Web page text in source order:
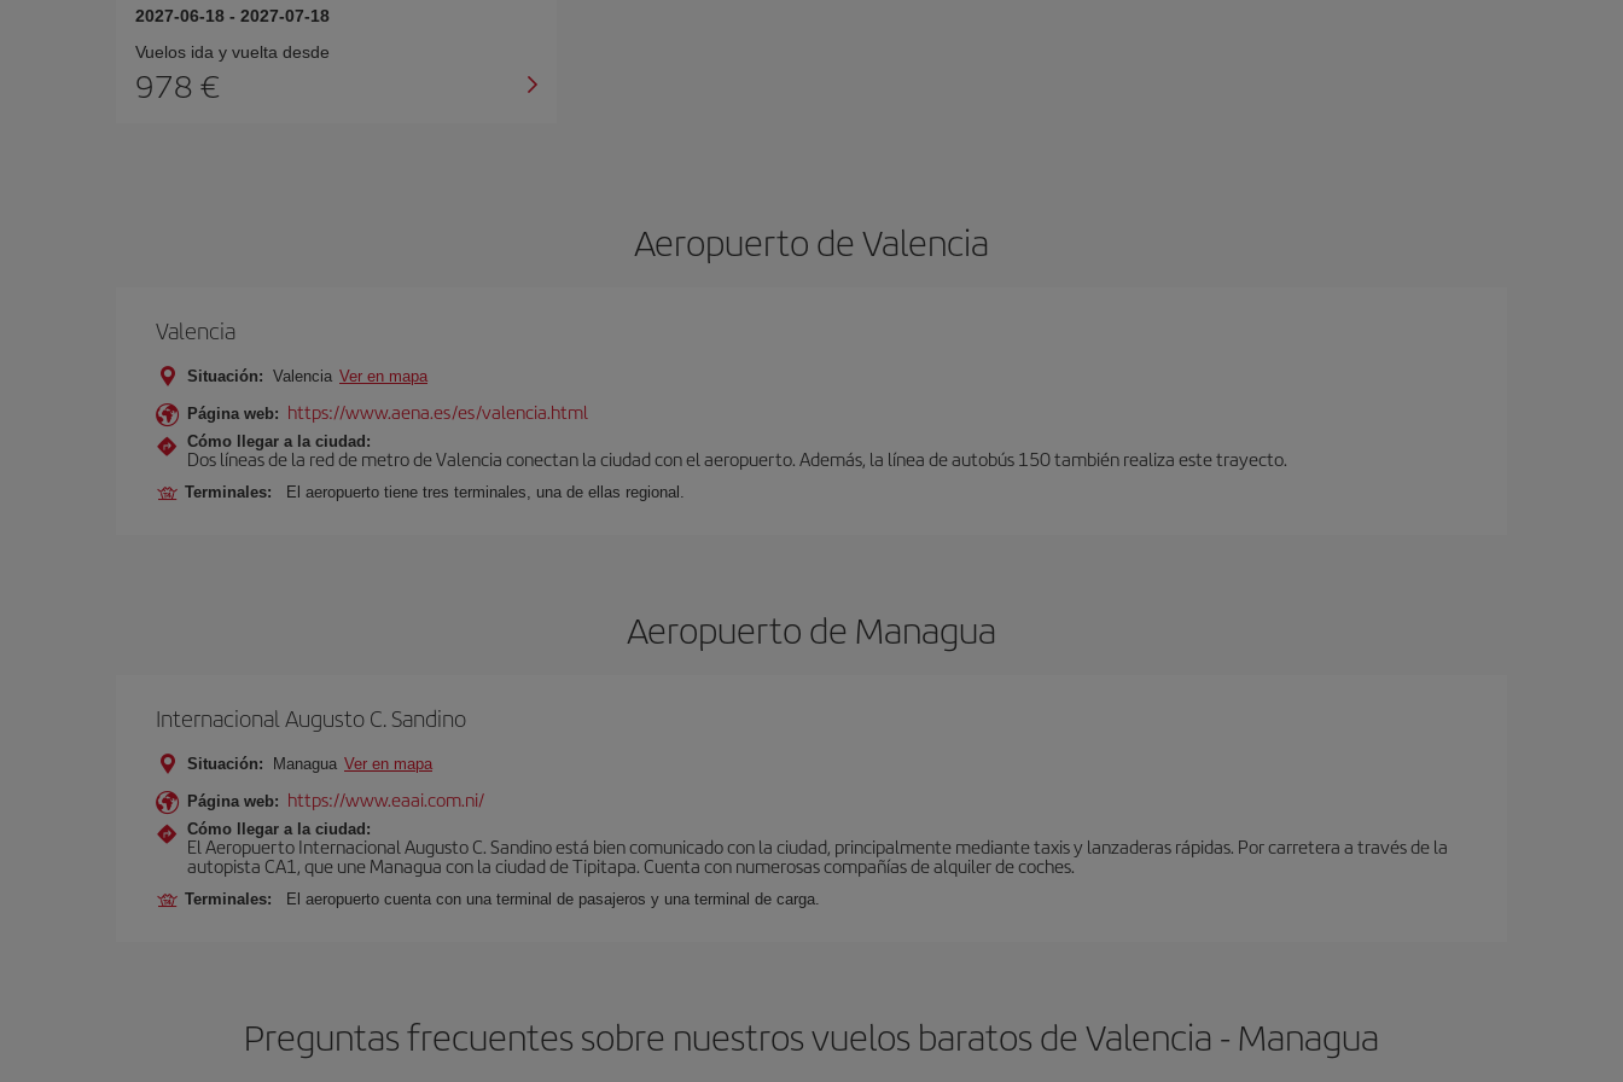
2027-06-18 - 2027-07-18
Vuelos ida y vuelta desde
978 €
Aeropuerto de Valencia
Valencia
Situación: Valencia Ver en mapa
Página web: https://www.aena.es/es/valencia.html
Cómo llegar a la ciudad:
Dos líneas de la red de metro de Valencia conectan la ciudad con el aeropuerto. Además, la línea de autobús 150 también realiza este trayecto.
Terminales: El aeropuerto tiene tres terminales, una de ellas regional.
Aeropuerto de Managua
Internacional Augusto C. Sandino
Situación: Managua Ver en mapa
Página web: https://www.eaai.com.ni/
Cómo llegar a la ciudad:
El Aeropuerto Internacional Augusto C. Sandino está bien comunicado con la ciudad, principalmente mediante taxis y lanzaderas rápidas. Por carretera a través de la
autopista CA1, que une Managua con la ciudad de Tipitapa. Cuenta con numerosas compañías de alquiler de coches.
Terminales: El aeropuerto cuenta con una terminal de pasajeros y una terminal de carga.
Preguntas frecuentes sobre nuestros vuelos baratos de Valencia - Managua